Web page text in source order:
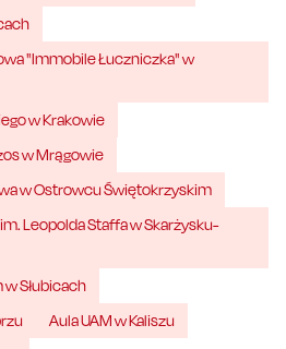
"Immobile Łuczniczka" w
w Krakowie
w Mrągowie
w Ostrowcu Świętokrzyskim
Leopolda Staffa w Skarżysku-
Słubicach
Aula UAM w Kaliszu